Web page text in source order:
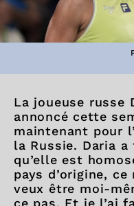
La joueuse russe
annoncé cette
maintenant pour
la Russie. Daria
qu’elle est
pays d’origine,
veux être moi-
ce pas. Et je l’ai